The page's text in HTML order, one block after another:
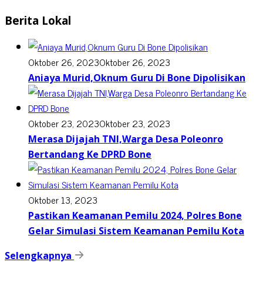
Berita Lokal
Oktober 26, 2023Oktober 26, 2023
Aniaya Murid,Oknum Guru Di Bone Dipolisikan
Oktober 23, 2023Oktober 23, 2023
Merasa Dijajah TNI,Warga Desa Poleonro
Bertandang Ke DPRD Bone
Oktober 13, 2023
Pastikan Keamanan Pemilu 2024, Polres Bone
Gelar Simulasi Sistem Keamanan Pemilu Kota
Selengkapnya